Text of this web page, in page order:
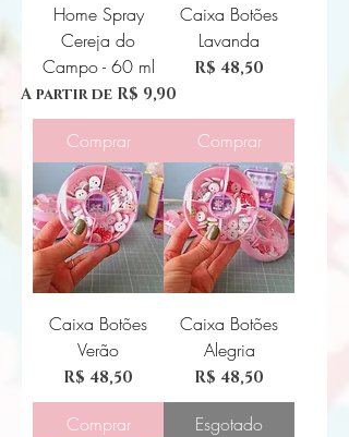
Home Spray
Cereja do
Campo - 60 ml
A partir de R$ 9,90
Preço promocional
Comprar
Caixa Botões
Lavanda
Preço
R$ 48,50
Comprar
Caixa Botões
Verão
Preço
R$ 48,50
Comprar
Caixa Botões
Alegria
Preço
R$ 48,50
Esgotado